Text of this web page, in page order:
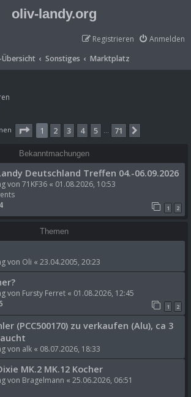
oliv-landy.org
Anmelden
Registrieren
Sonstiges Marktplatz
Seite 1von 71
1 2 3 4 5 … 71
Bekanntmachungen
Deutschland Treffen 04.-06.09.2026
von 71KF36 « 01.08.2026, 10:53
1 2
Themen
von Oli « 23.04.2005, 20:23
von Fursty Ferret « 01.08.2026, 12:45
1 2
(PCC500170) zu verkaufen (Alu), ca 3
von alk « 08.07.2026, 18:33
MK.2 MK.12 Kocher
von Bragelmann « 25.06.2026, 06:51